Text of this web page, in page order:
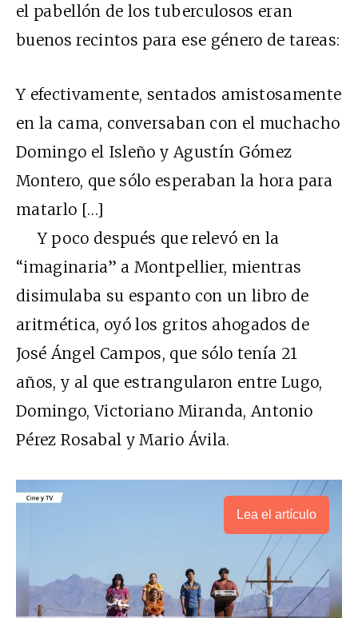
el pabellón de los tuberculosos eran
buenos recintos para ese género de tareas:
Y efectivamente, sentados amistosamente
en la cama, conversaban con el muchacho
Domingo el Isleño y Agustín Gómez
Montero, que sólo esperaban la hora para
matarlo […]
Y poco después que relevó en la
“imaginaria” a Montpellier, mientras
disimulaba su espanto con un libro de
aritmética, oyó los gritos ahogados de
José Ángel Campos, que sólo tenía 21
años, y al que estrangularon entre Lugo,
Domingo, Victoriano Miranda, Antonio
Pérez Rosabal y Mario Ávila.
Lea el artículo